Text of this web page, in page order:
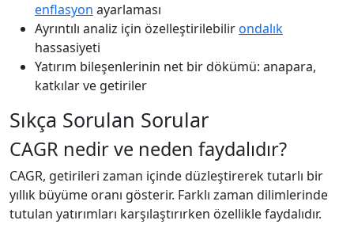
enflasyon ayarlaması
Ayrıntılı analiz için özelleştirilebilirondalık
hassasiyeti
Yatırım bileşenlerinin net bir dökümü: anapara,
katkılar ve getiriler
Sıkça Sorulan Sorular
CAGR nedir ve neden faydalıdır?
CAGR, getirileri zaman içinde düzleştirerek tutarlı bir
yıllık büyüme oranı gösterir. Farklı zaman dilimlerinde
tutulan yatırımları karşılaştırırken özellikle faydalıdır.